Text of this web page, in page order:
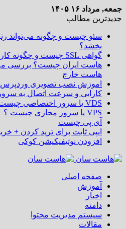
جمعه, مرداد ۱۶ ۱۴۰۵
جدیدترین مطالب
سئو چیست و چگونه می‌تواند
بخشد؟
گواهی SSL چیست و چگونه کار میکند؟
هاست ایران چیست؟ بررسی
هاست خارج
اموزش نصب تصویری
کارایی و سرعت اتصال به سرور
VDS یا سرور اختصاصی چیست ؟
VPS یا سرور مجازی چیست ؟
آی پی چیست
ایپی ثابت برای ترید کردن +
افزودن نوتیفیکیشن کوکی
صفحه اصلی
آموزش
اخبار
دامنه
سیستم مدیریت محتوا
مقالات